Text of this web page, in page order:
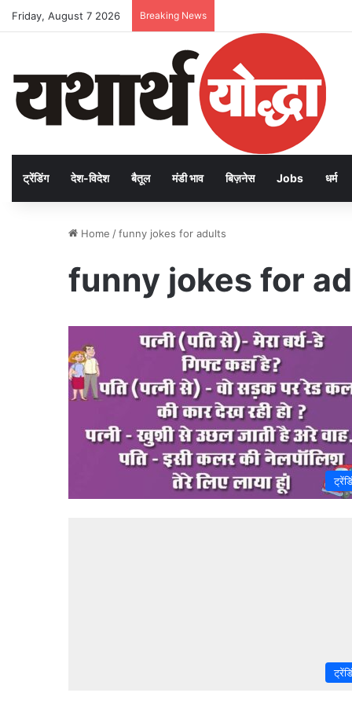
Friday, August 7 2026 Breaking News
ट्रेंडिंग देश-विदेश बैतूल मंडी भाव बिज़नेस Jobs धर्म
Home /funny jokes for adults
funny jokes for